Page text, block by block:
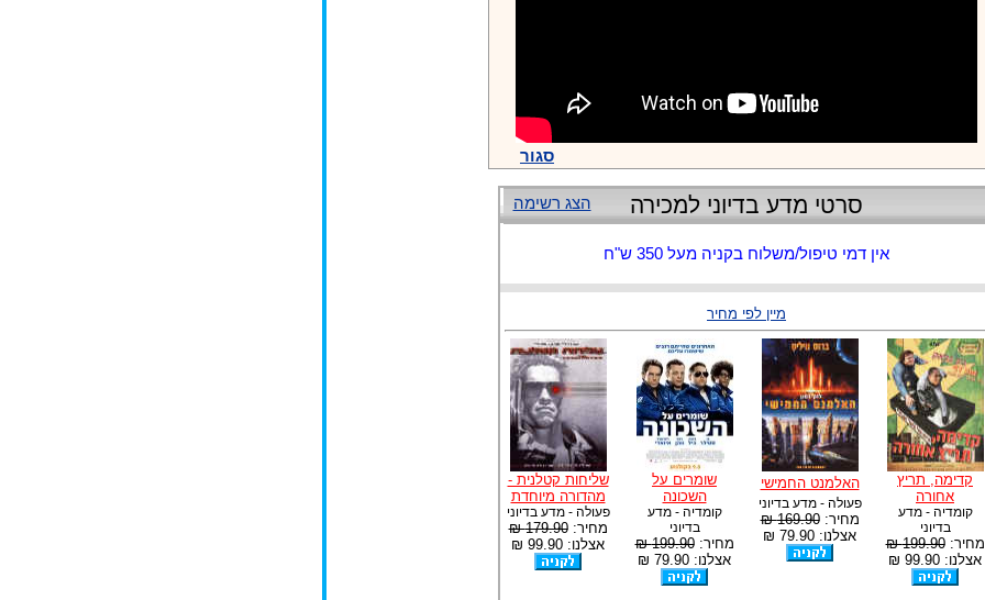
סגור
הצג רשימה סרטי מדע בדיוני למכירה
אין דמי טיפול/משלוח בקניה מעל 350 ש"ח
מיין לפי מחיר
קדימה, תריץ
אחורה
קומדיה - מדע
בדיוני
מחיר:199.90 ₪
אצלנו: 99.90 ₪
האלמנט החמישי
פעולה - מדע בדיוני
מחיר:169.90 ₪
אצלנו: 79.90 ₪
שומרים על
השכונה
קומדיה - מדע
בדיוני
מחיר:199.90 ₪
אצלנו: 79.90 ₪
שליחות קטלנית -
מהדורה מיוחדת
פעולה - מדע בדיוני
מחיר:179.90 ₪
אצלנו: 99.90 ₪